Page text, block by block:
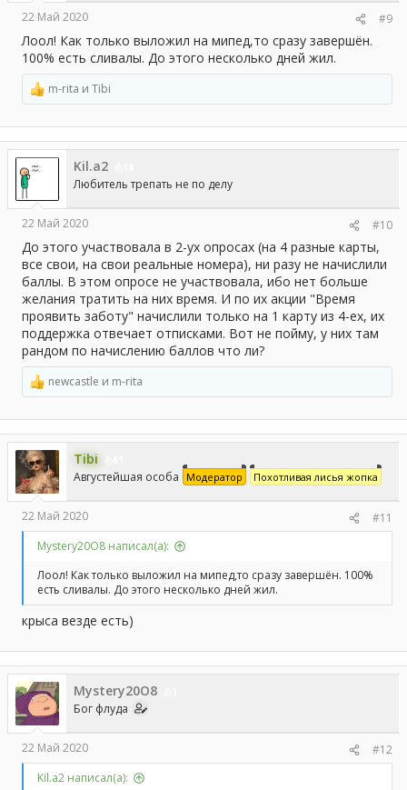
22 Май 2020 #9
Лоол! Как только выложил на мипед,то сразу завершён.
100% есть сливалы. До этого несколько дней жил.
Р
е
а
к
ц
и
и
:
m-rita и Tibi
Kil.a2
Любитель трепать не по делу
22 Май 2020 #10
До этого участвовала в 2-ух опросах (на 4 разные карты,
все свои, на свои реальные номера), ни разу не начислили
баллы. В этом опросе не участвовала, ибо нет больше
желания тратить на них время. И по их акции "Время
проявить заботу" начислили только на 1 карту из 4-ех, их
поддержка отвечает отписками. Вот не пойму, у них там
рандом по начислению баллов что ли?
Р
е
а
к
ц
и
и
:
newcastle и m-rita
Tibi
Августейшая особа Модератор Похотливая лисья жопка
22 Май 2020
#11
Mystery20O8 написал(а):
Лоол! Как только выложил на мипед,то сразу завершён. 100%
есть сливалы. До этого несколько дней жил.
крыса везде есть)
Mystery20O8
Бог флуда
22 Май 2020
#12
Kil.a2 написал(а):